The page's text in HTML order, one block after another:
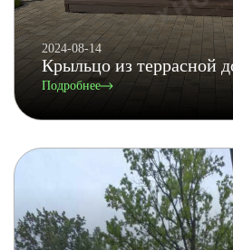
2024-08-14
Крыльцо из террасной
Подробнее